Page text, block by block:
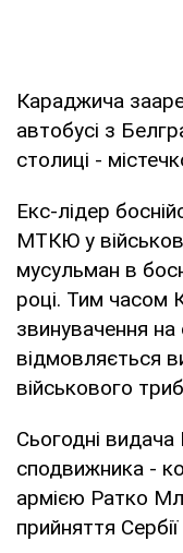
Караджича
автобусі з
столиці -
Екс-лідер
МТКЮ у
мусульман в
році. Тим часом
звинувачення
відмовляється
військового
Сьогодні
сподвижника -
армією Ратко
прийняття